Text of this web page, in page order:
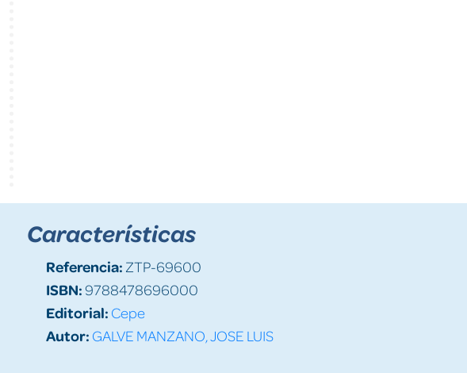
Características
Referencia: ZTP-69600
ISBN:9788478696000
Editorial: Cepe
Autor: GALVE MANZANO, JOSE LUIS